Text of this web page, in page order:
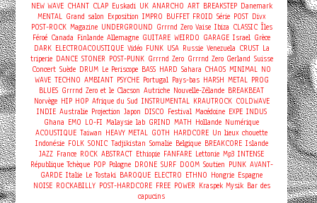
NEW WAVE CHANT CLAP Euskadi UK ANARCHO ART BREAKSTEP Danemark
MENTAL Grand salon Exposition IMPRO BUFFET FROID Série POST Divx
POST-ROCK Magazine UNDERGROUND Grrrnd Zero Vaise Ibiza CLASSIC Îles
Féroé Canada Finlande Allemagne GUITARE WEIRDO GARAGE Israel Grèce
DARK ELECTROACOUSTIQUE Vidéo FUNK USA Russie Venezuela CRUST La
triperie DANCE STONER POST-PUNK Grrrnd Zero Grrrnd Zero Gerland Suisse
Concert Suède DRUM Le Periscope BASS HARD Sahara CHAOS MINIMAL NO
WAVE TECHNO AMBIANT PSYCHE Portugal Pays-bas HARSH METAL PROG
BLUES Grrrnd Zero et le Clacson Autriche Nouvelle-Zélande BREAKBEAT
Norvège HIP HOP Afrique du Sud INSTRUMENTAL KRAUTROCK COLDWAVE
INDIE Australie Projection Japon DISCO Festival Macédoine EXPE INDUS
Ghana EMO LO-FI Malaysie lab GRIND MATH Hollande Numérique
ACOUSTIQUE Taiwan HEAVY METAL GOTH HARDCORE Un lieux chouette
Indonésie FOLK SONIC Tadjikistan Somalie Belgique BREAKCORE Islande
JAZZ France ROCK ABSTRACT Ethiopie FANFARE Lettonie Mp3 INTENSE
République Tchèque POP Pologne DRONE SURF DOOM Soutien PUNK AVANT-
GARDE Italie Le Tostaki BAROQUE ELECTRO ETHNO Hongrie Espagne
NOISE ROCKABILLY POST-HARDCORE FREE POWER Kraspek Mysik Bar des
capucins